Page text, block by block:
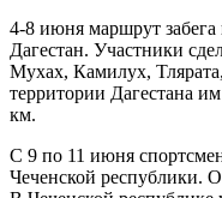
4-8 июня маршрут
Дагестан. Участники
Мухах, Камилух,
территории Дагестана
км.
С 9 по 11 июня
Чеченской республики.